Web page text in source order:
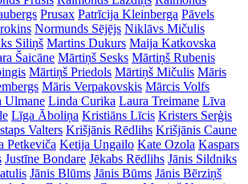
Prusax Patrīcija Kleinberga Pāvels
Normunds Sējējs Niklāvs Mičulis
Siliņš Martins Dukurs Maija Katkovska
Šaicāne Mārtiņš Sesks Mārtiņš Rubenis
Mārtiņš Priedols Mārtiņš Mičulis Māris
Māris Verpakovskis Mārcis Volfs
Ulmane Linda Curika Laura Treimane Līva
Līga Āboliņa Kristiāns Līcis Kristers Serģis
Valters Krišjānis Rēdlihs Krišjānis Caune
Petkeviča Ketija Ungailo Kate Ozola Kaspars
Justīne Bondare Jēkabs Rēdlihs Jānis Sildniks
Jānis Blūms Jānis Būms Jānis Bērziņš